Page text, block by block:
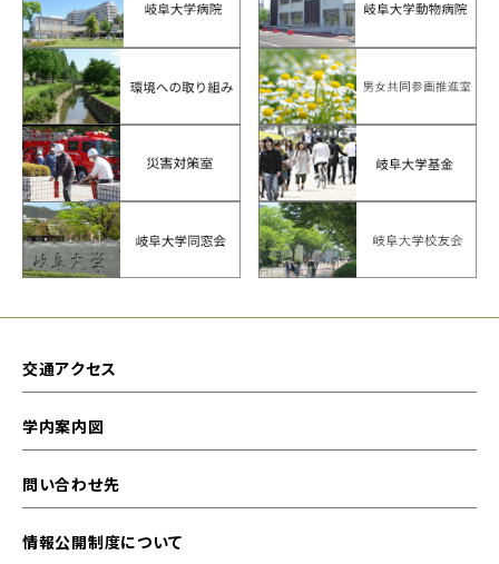
交通アクセス
学内案内図
問い合わせ先
情報公開制度について